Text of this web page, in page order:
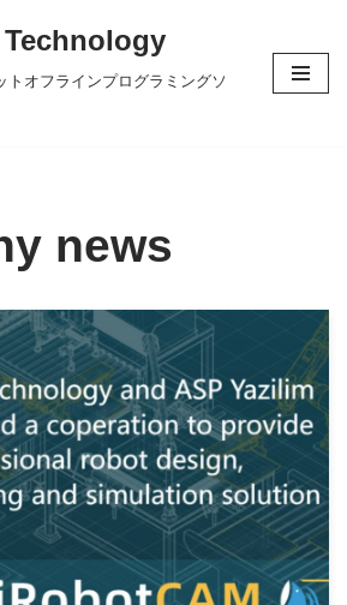
トオフラインプログラミングソ
news